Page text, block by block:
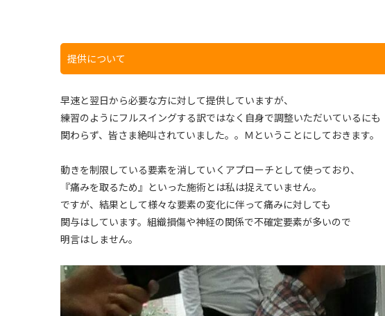
提供について
早速と翌日から必要な方に対して提供していますが、
練習のようにフルスイングする訳ではなく自身で調整いただいているにも
関わらず、皆さま絶叫されていました。。Ｍということにしておきます。
動きを制限している要素を消していくアプローチとして使っており、
『痛みを取るため』といった施術とは私は捉えていません。
ですが、結果として様々な要素の変化に伴って痛みに対しても
関与はしています。組織損傷や神経の関係で不確定要素が多いので
明言はしません。